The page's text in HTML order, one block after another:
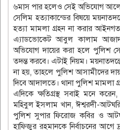
৬মাস পার হলেও সেই অভিযোগ
সেলিম হত্যাকান্ডের বিষয়ে
হত্যা মামলা গ্রহন না করার
এ্যাডভোকেট আবুল কালাম আজাদ
অভিযোগ দায়ের করা হলে পুলিশ
তদন্ত করবে। এটাই নিয়ম।
না হয়, তাহলে পুলিশ আসামীদের
দিবে আদালতে। থানা পুলিশ মামলা
এদিকে ক্ষতিগ্রস্থ সবাই মনে
মহিবুল ইসলাম খান, ঈশ্বরদী-
পুলিশ সুপার ফিরোজ কবির ও
হাফিজুর রহমানকে নির্বাচনের